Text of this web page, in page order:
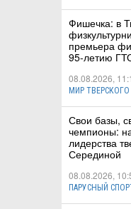
Фишечка: в
премьера
95-летию
08.08.2026,
МИР
Свои базы,
чемпионы:
лидерства
Серединой
08.08.2026,
ПАРУСНЫЙ